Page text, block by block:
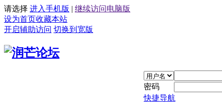
请选择 进入手机版 | 继续访问电脑版
设为首页收藏本站
开启辅助访问 切换到宽版
密码
快捷导航